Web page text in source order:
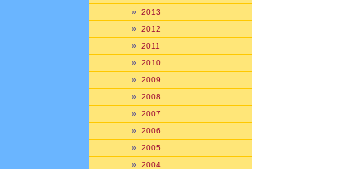
» 2013
» 2012
» 2011
» 2010
» 2009
» 2008
» 2007
» 2006
» 2005
» 2004